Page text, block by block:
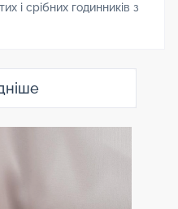
і срібних годинників з